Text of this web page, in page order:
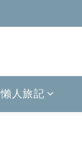
懶人旅記